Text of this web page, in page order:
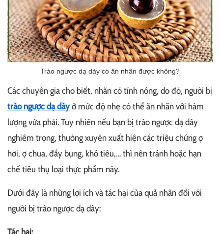
Trào ngược dạ dày có ăn nhãn được không?
Các chuyên gia cho biết, nhãn có tính nóng, do đó, người bị
trào ngược dạ dàyở mức độ nhẹ có thể ăn nhãn với hàm
lượng vừa phải. Tuy nhiên nếu bạn bị trào ngược dạ dày
nghiêm trọng, thường xuyên xuất hiện các triệu chứng ợ
hơi, ợ chua, đầy bụng, khó tiêu,… thì nên tránh hoặc hạn
chế tiêu thụ loại thực phẩm này.
Dưới đây là những lợi ích và tác hại của quả nhãn đối với
người bị trào ngược dạ dày: